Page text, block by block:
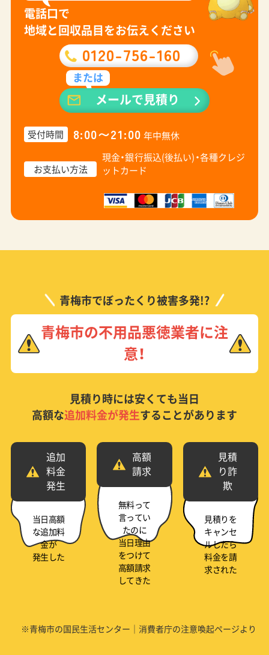
電話口で
地域と回収品目をお伝えください
0120-756-160
または
メールで見積り
受付時間 8:00〜21:00 年中無休
お支払い方法
現金・銀行振込(後払い)・各種クレジ
ットカード
青梅市でぼったくり被害多発!?
青梅市の不用品悪徳業者に注
意！
見積り時には安くても当日
高額な追加料金が発生することがあります
追加
料金
発生
当日高額
な追加料
金が
発生した
高額
請求
無料って
言ってい
たのに
当日理由
をつけて
高額請求
してきた
見積
り詐
欺
見積りを
キャンセ
ルしたら
料金を請
求された
※青梅市の国民生活センター｜消費者庁の注意喚起ページより